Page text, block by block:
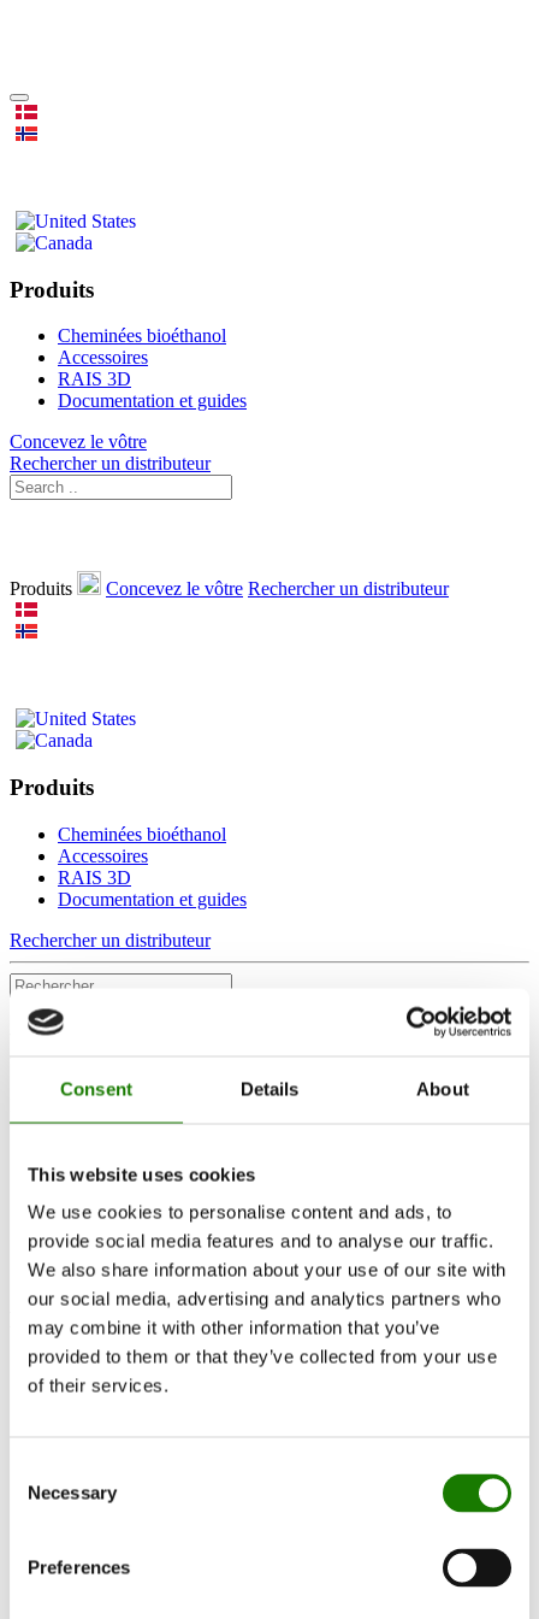
Consent Details About
This website uses cookies
We use cookies to personalise content and ads, to
provide social media features and to analyse our traffic.
We also share information about your use of our site with
our social media, advertising and analytics partners who
may combine it with other information that you’ve
provided to them or that they’ve collected from your use
of their services.
Selection
Necessary
Preferences
Produits
Cheminées bioéthanol
Accessoires
RAIS 3D
Documentation et guides
Concevez le vôtre
Rechercher un distributeur
Produits Concevez le vôtre Rechercher un distributeur
Produits
Cheminées bioéthanol
Accessoires
RAIS 3D
Documentation et guides
Rechercher un distributeur
Nexo Stone 160 SST Wood
Documentation
EN 16510
Nexo Stone 160 SST Wood
Manuels
User manual
Schémas
Dimensional drawing - With side glass